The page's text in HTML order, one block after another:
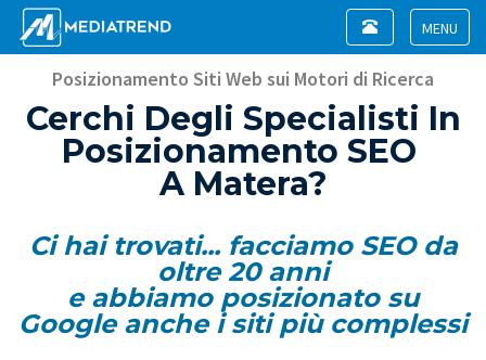
Toggle
Toggle
navigation
Posizionamento Siti Web sui Motori di Ricerca
Cerchi Degli Specialisti In
Posizionamento SEO
A Matera?
Ci hai trovati... facciamo SEO da
oltre 20 anni
e abbiamo posizionato su
Google anche i siti più complessi